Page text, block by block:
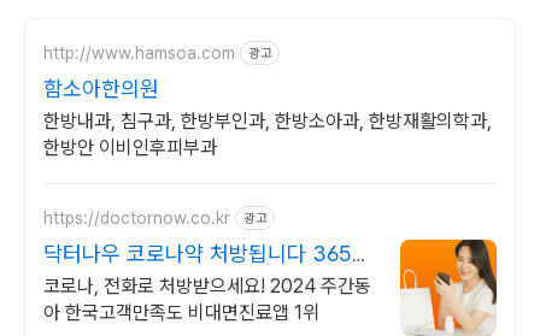
http://www.hamsoa.com 광고
함소아한의원
한방내과, 침구과, 한방부인과, 한방소아과, 한방재활의학과,
한방안 이비인후피부과
https://doctornow.co.kr 광고
닥터나우 코로나약 처방됩니다 365일
24시간 진료가능
코로나, 전화로 처방받으세요! 2024 주간동
아 한국고객만족도 비대면진료앱 1위